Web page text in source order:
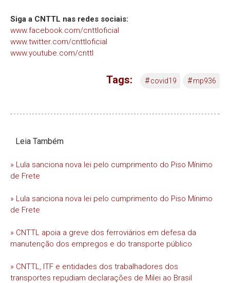
Siga a CNTTL nas redes sociais:
www.facebook.com/cnttloficial
www.twitter.com/cnttloficial
www.youtube.com/cnttl
Tags: #covid19 #mp936
Leia Também
» Lula sanciona nova lei pelo cumprimento do Piso Mínimo
de Frete
» Lula sanciona nova lei pelo cumprimento do Piso Mínimo
de Frete
» CNTTL apoia a greve dos ferroviários em defesa da
manutenção dos empregos e do transporte público
» CNTTL, ITF e entidades dos trabalhadores dos
transportes repudiam declarações de Milei ao Brasil